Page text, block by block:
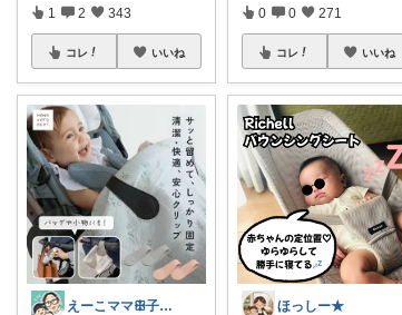
1 2 343
コレ いいね
えーこママꕥ子供達と夏を楽しむぞ☀️
0 0 271
コレ いいね
ほっしー★